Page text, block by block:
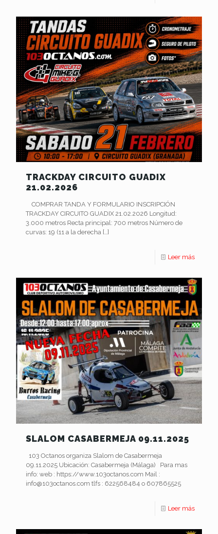
TRACKDAY CIRCUITO GUADIX
21.02.2026
COMPRAR TANDA Y FORMULARIO INSCRIPCIÓN
TRACKDAY CIRCUITO GUADIX 21.02.2026 Longitud:
3.000 metros Recta principal: 700 metros Número de
curvas: 19 (11 a la derecha […]
Leer más
SLALOM CASABERMEJA 09.11.2025
103 Octanos organiza Slalom de Casabermeja
09.11.2025 Ubicación: Casabermeja (Málaga) Para mas
info: web : https://www.103octanos.com Mail :
info@103octanos.com tlfs : 622568484 o 607865525
Leer más